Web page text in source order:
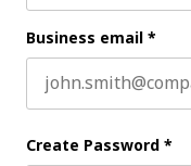
Business email *
Create Password *